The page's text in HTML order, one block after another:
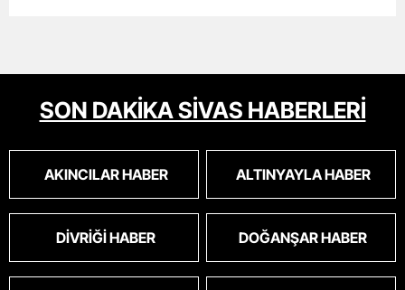
SON DAKİKA SİVAS HABERLERİ
AKINCILAR HABER ALTINYAYLA HABER
DIVRIĞI HABER DOĞANŞAR HABER